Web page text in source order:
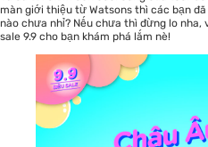
màn giới thiệu từ Watsons thì các bạn
nào chưa nhỉ? Nếu chưa thì đừng lo
sale 9.9 cho bạn khám phá lắm nè!